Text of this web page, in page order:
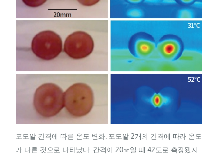
포도알 간격에 따른 온도 변화. 포도알 2개의 간격에 따라 온도
가 다른 것으로 나타났다. 간격이 20㎜일 때 42도로 측정됐지